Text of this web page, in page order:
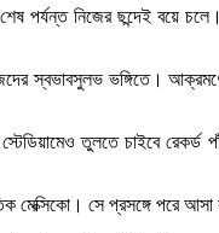
নিজের ছন্দেই বয়ে চলে।
স্বভাবসুলভ ভঙ্গিতে।
তুলতে চাইবে
মেক্সিকো। সে প্রসঙ্গে পরে আসা